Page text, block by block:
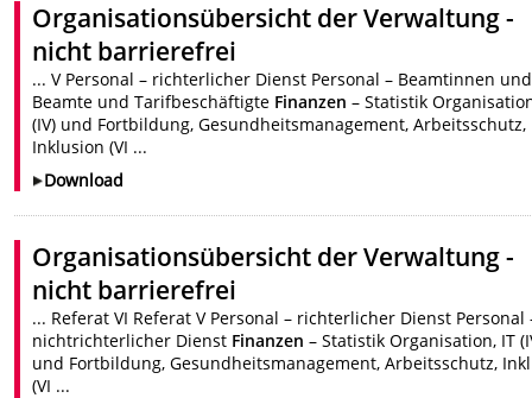
Organisationsübersicht der Verwaltung -
nicht barrierefrei
... V Personal – richterlicher Dienst Personal – Beamtinnen und
Beamte und Tarifbeschäftigte Finanzen – Statistik
(IV) und Fortbildung, Gesundheitsmanagement, Arbeitsschutz,
Inklusion (VI ...
Download
Organisationsübersicht der Verwaltung -
nicht barrierefrei
... Referat VI Referat V Personal – richterlicher Dienst Personal
nichtrichterlicher Dienst Finanzen – Statistik Organisation, IT
und Fortbildung, Gesundheitsmanagement, Arbeitsschutz,
(VI ...